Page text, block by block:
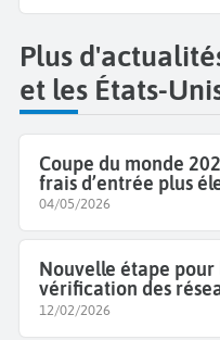
Plus
et les États-
Coupe du monde
frais d’entrée plus
04/05/2026
Nouvelle étape pour
vérification des
12/02/2026